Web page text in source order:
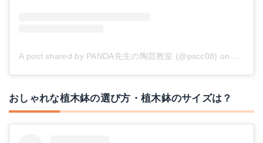
A post shared by PANDA先生の陶芸教室 (@pscc08) on
おしゃれな植木鉢の選び方・植木鉢のサイズは？